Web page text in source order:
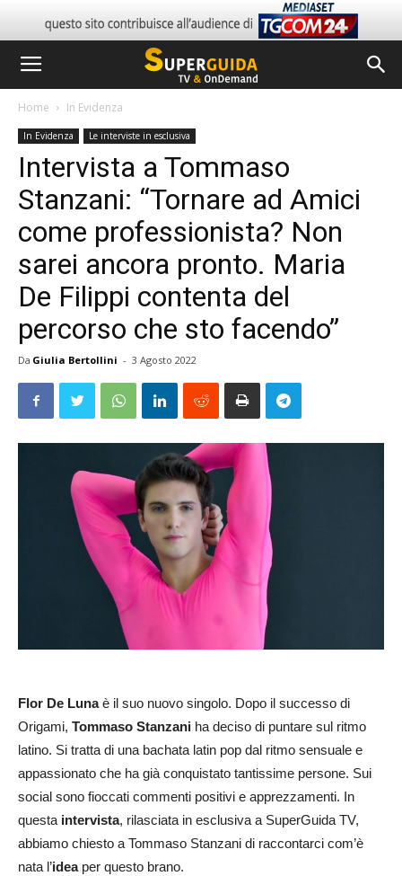
Home In Evidenza
In Evidenza Le interviste in esclusiva
Intervista a Tommaso
Stanzani: “Tornare ad Amici
come professionista? Non
sarei ancora pronto. Maria
De Filippi contenta del
percorso che sto facendo”
Da Giulia Bertollini - 3 Agosto 2022
Flor De Lunaè il suo nuovo singolo. Dopo il successo di
Origami, Tommaso Stanzani ha deciso di puntare sul ritmo
latino. Si tratta di una bachata latin pop dal ritmo sensuale e
appassionato che ha già conquistato tantissime persone. Sui
social sono fioccati commenti positivi e apprezzamenti. In
questa intervista, rilasciata in esclusiva a SuperGuida TV,
abbiamo chiesto a Tommaso Stanzani di raccontarci com’è
nata l’ideaper questo brano.